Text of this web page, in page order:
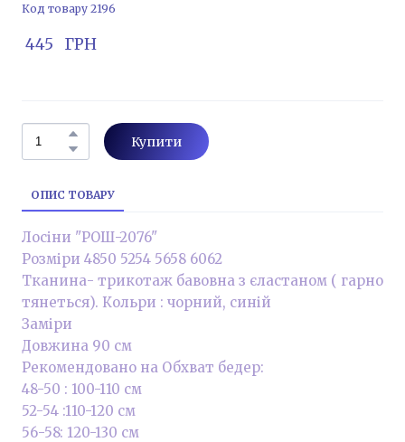
Код товару 2196
445   ГРН
Купити
ОПИС ТОВАРУ
Лосіни "РОШ-2076"
Розміри 4850 5254 5658 6062
Тканина- трикотаж бавовна з єластаном ( гарно
тянеться). Кольри : чорний, синій
Заміри
Довжина 90 см
Рекомендовано на Обхват бедер:
48-50 : 100-110 см
52-54 :110-120 см
56-58: 120-130 см